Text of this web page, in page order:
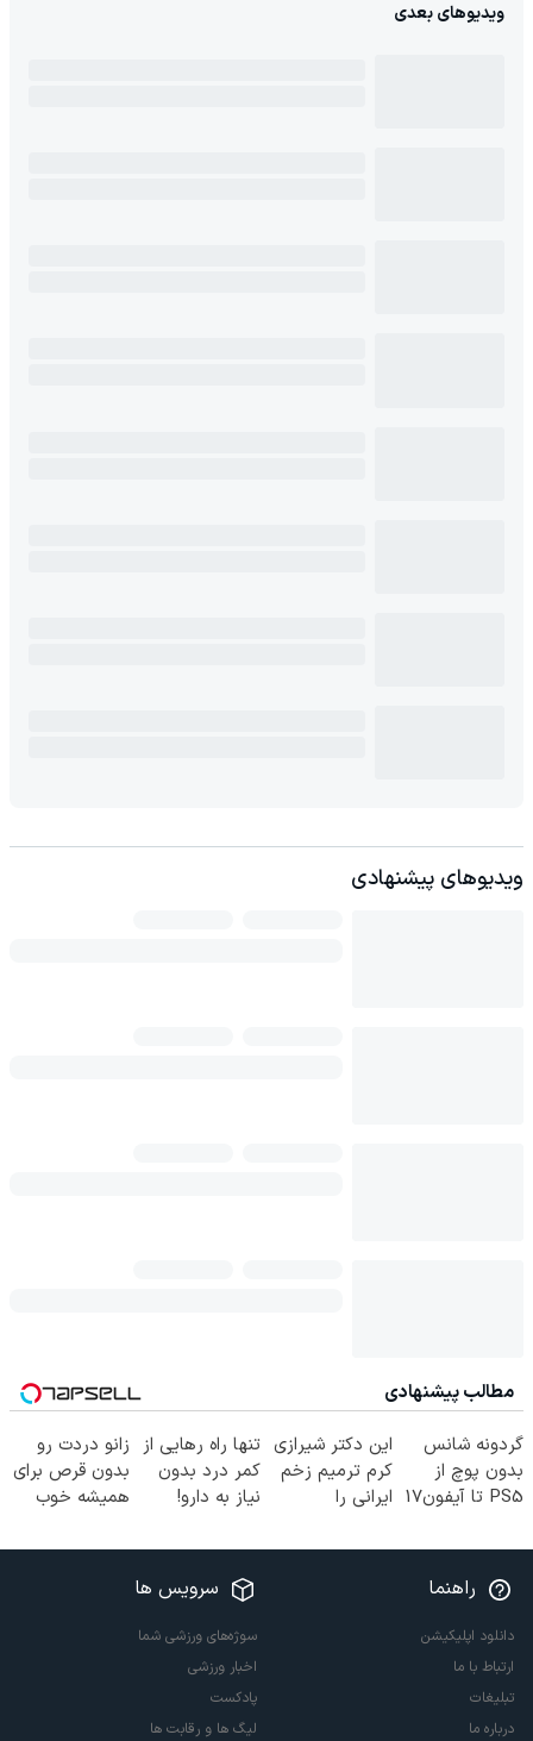
ویدیوهای بعدی
ویدیوهای پیشنهادی
مطالب پیشنهادی
گردونه شانس
بدون پوچ از
PS5 تا آیفون17
این دکتر شیرازی
کرم ترمیم زخم
ایرانی را
تنها راه رهایی از
کمر درد بدون
نیاز به دارو!
زانو دردت رو
بدون قرص برای
همیشه خوب
پرسش‌نامه)
راهنما
دانلود اپلیکیشن
ارتباط با ما
تبلیغات
درباره ما
سرویس ها
سوژه‌های ورزشی شما
اخبار ورزشی
پادکست
لیگ ها و رقابت ها